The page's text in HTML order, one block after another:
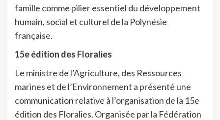
famille comme pilier essentiel du développement
humain, social et culturel de la Polynésie
française.
15e édition des Floralies
Le ministre de l’Agriculture, des Ressources
marines et de l’Environnement a présenté une
communication relative à l’organisation de la 15e
édition des Floralies. Organisée par la Fédération